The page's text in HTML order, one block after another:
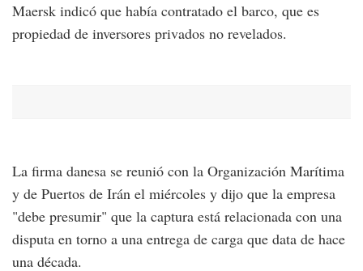
Maersk indicó que había contratado el barco, que es
propiedad de inversores privados no revelados.
La firma danesa se reunió con la Organización Marítima
y de Puertos de Irán el miércoles y dijo que la empresa
"debe presumir" que la captura está relacionada con una
disputa en torno a una entrega de carga que data de hace
una década.